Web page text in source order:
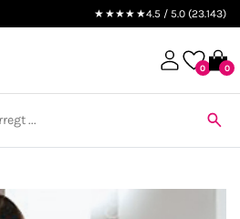
★★★★★4.5 / 5.0 (23.143)
0 0